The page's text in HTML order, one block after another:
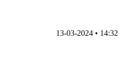
13-03-2024 • 14:32